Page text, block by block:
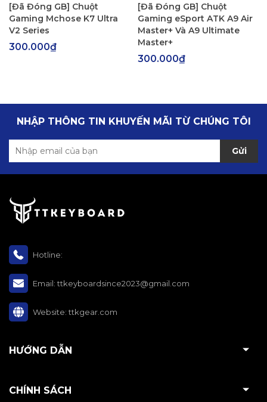
[Đã Đóng GB] Chuột
Gaming Mchose K7 Ultra
V2 Series
300.000₫
[Đã Đóng GB] Chuột
Gaming eSport ATK A9 Air
Master+ Và A9 Ultimate
Master+
300.000₫
NHẬP THÔNG TIN KHUYẾN MÃI TỪ CHÚNG TÔI
Gửi
Hotline:
Email:ttkeyboardsince2023@gmail.com
Website:ttkgear.com
HƯỚNG DẪN
CHÍNH SÁCH